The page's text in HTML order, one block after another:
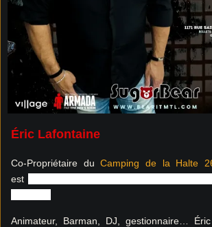
Éric Lafontaine
Co-Propriétaire duCamping de la Halte
est
Animateur, Barman, DJ, gestionnaire…